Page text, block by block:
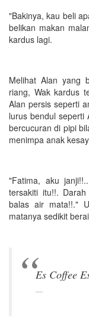
"Bakinya, kau beli
belikan makan
kardus lagi.
Melihat Alan yang
riang, Wak kardus
Alan persis seperti
lurus bendul seperti
bercucuran di pipi
menimpa anak
"Fatima, aku
tersakiti itu!!.
balas air mata!!."
matanya sedikit